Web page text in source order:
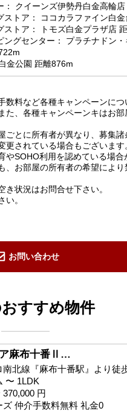
： クイーンズ伊勢丹白金高輪
ストア： ココカラファイン白
ストア： トモズ白金プラザ店
ングセンター： プラチナドン
金公園 距離876m
料など各種キャンペーンにつ
た、各種キャンペーンキはお
とに所有者が異なり、募集諸
更されている場合もございます
SOHO利用を認めている場合
、お部屋の所有者の希望によ
状況はお問合せ下さい。
。
お問い合わせ
すすめ物件
麻布十番Ⅱ…
南北線『麻布十番駅』より徒
〜 1LDK
370,000 円
ズ 仲介手数料無料 礼金0